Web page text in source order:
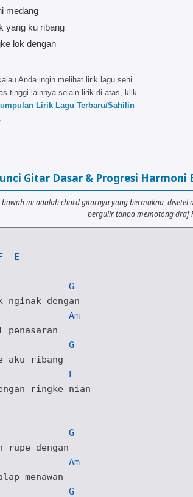
medang
yang ku ribang
lok dengan
Anda ingin melihat lirik lagu seni
tinggi lainnya selain lirik di atas, klik
Lirik Lagu Terbaru/Sahilin
Gitar Dasar & Progresi
bawah ini adalah chord gitarnya yang bermakna,
bergulir tanpa memotong draf
F E
G
Am
G
E
ringke nian
G
Am
G